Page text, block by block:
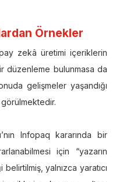
Örnekler
zekâ üretimi içeriklerin
düzenleme bulunmasa da
gelişmeler yaşandığı
görülmektedir.
Infopaq kararında bir
için “yazarın
yalnızca yaratıcı